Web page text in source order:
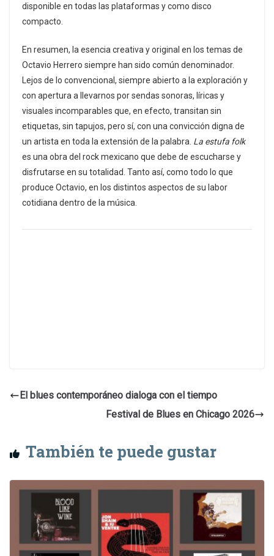
disponible en todas las plataformas y como disco
compacto.
En resumen, la esencia creativa y original en los temas de
Octavio Herrero siempre han sido común denominador.
Lejos de lo convencional, siempre abierto a la exploración y
con apertura a llevarnos por sendas sonoras, líricas y
visuales incomparables que, en efecto, transitan sin
etiquetas, sin tapujos, pero sí, con una convicción digna de
un artista en toda la extensión de la palabra. La estufa folk
es una obra del rock mexicano que debe de escucharse y
disfrutarse en su totalidad. Tanto así, como todo lo que
produce Octavio, en los distintos aspectos de su labor
cotidiana dentro de la música.
El blues contemporáneo dialoga con el tiempo
Festival de Blues en Chicago 2026
También te puede gustar